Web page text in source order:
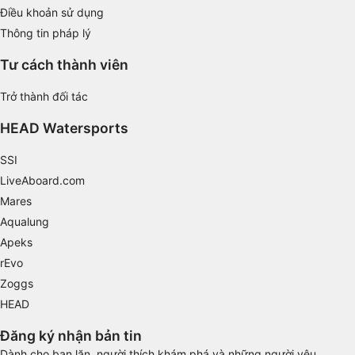
Điều khoản sử dụng
Thông tin pháp lý
Tư cách thành viên
Trở thành đối tác
HEAD Watersports
SSI
LiveAboard.com
Mares
Aqualung
Apeks
rEvo
Zoggs
HEAD
Đăng ký nhận bản tin
Use limited data to select content
IAB Special Features:
actively requested
Non-IAB processing purposes:
Necessary
Functional
Advertising